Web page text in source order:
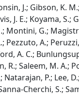
J.; Gibson, K.
J. E.; Koyama, S.;
Montini, G.;
Pezzuto, A.;
A. C.;
R.; Saleem, M. A.;
P.; Lee,
Cherchi, S.;